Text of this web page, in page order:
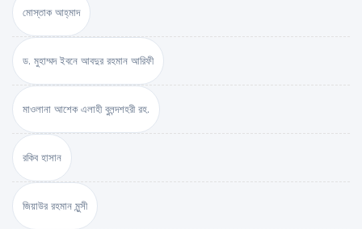
মোস্তাক আহ্‌মাদ
ড. মুহাম্মদ ইবনে আবদুর রহমান আরিফী
মাওলানা আশেক এলাহী বুলন্দশহরী রহ.
রকিব হাসান
জিয়াউর রহমান মুন্সী